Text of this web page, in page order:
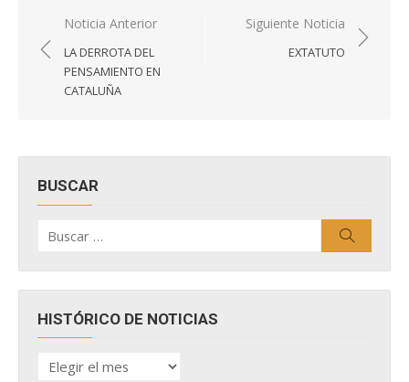
Navegación
de
entradas
Noticia Anterior
LA DERROTA DEL
PENSAMIENTO EN
CATALUÑA
Siguiente Noticia
EXTATUTO
BUSCAR
por:
HISTÓRICO DE NOTICIAS
HISTÓRICO
DE